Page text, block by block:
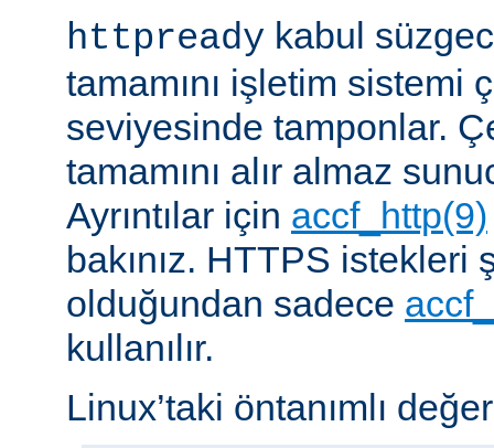
httpready kabul
tamamını işletim sistemi
seviyesinde tamponlar.
tamamını alır almaz
Ayrıntılar için accf_http(9)
bakınız. HTTPS istekleri
olduğundan sadece
kullanılır.
Linux’taki öntanımlı